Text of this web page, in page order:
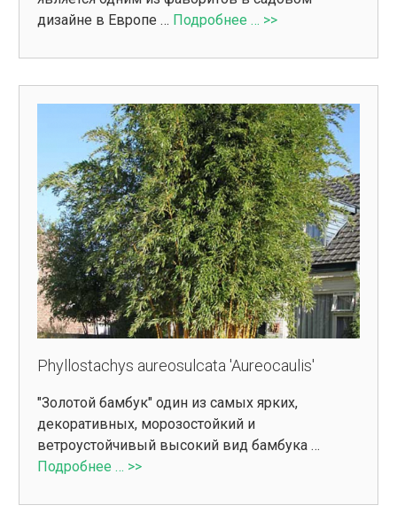
дизайне в Европе … Подробнее … >>
Phyllostachys aureosulcata 'Aureocaulis'
"Золотой бамбук" один из самых ярких,
декоративных, морозостойкий и
ветроустойчивый высокий вид бамбука …
Подробнее … >>